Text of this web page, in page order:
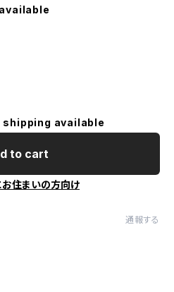
available
to cart
住まいの方向け
通報する